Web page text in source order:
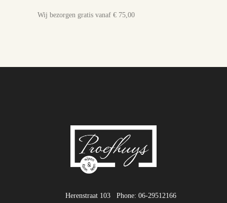
Wij bezorgen gratis vanaf € 75,00
Phone: 06-29512166
Herenstraat 103